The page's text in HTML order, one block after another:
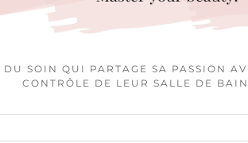
SOIN QUI PARTAGE SA PASSION
CONTRÔLE DE LEUR SALLE DE